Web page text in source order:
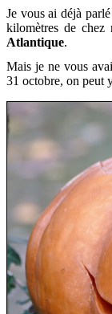
Je vous ai déjà
kilomètres de
Atlantique.
Mais je ne vous
31 octobre, on peut